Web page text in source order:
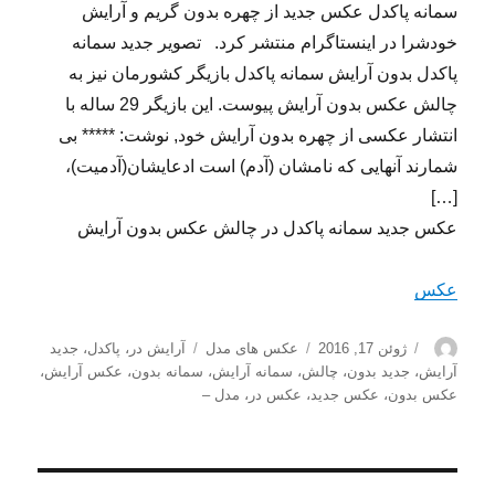
سمانه پاکدل عکس جدید از چهره بدون گریم و آرایش
خودشرا در اینستاگرام منتشر کرد. تصویر جدید سمانه
پاکدل بدون آرایش سمانه پاکدل بازیگر کشورمان نیز به
چالش عکس بدون آرایش پیوست. این بازیگر 29 ساله با
انتشار عکسی از چهره بدون آرایش خود, نوشت: ***** بى
شمارند آنهايى كه نامشان (آدم) است ادعايشان(آدميت)،
[…]
عکس جدید سمانه پاکدل در چالش عکس بدون آرایش
عکس
نویسنده
ارسال
شده
در
ژوئن 17, 2016 دسته‌ها
عکس های مدل برچسب‌ها
آرایش در ، پاکدل، جدید
آرایش، جدید بدون، چالش، سمانه آرایش، سمانه بدون، عکس آرایش،
عکس بدون، عکس جدید، عکس در ، مدل –